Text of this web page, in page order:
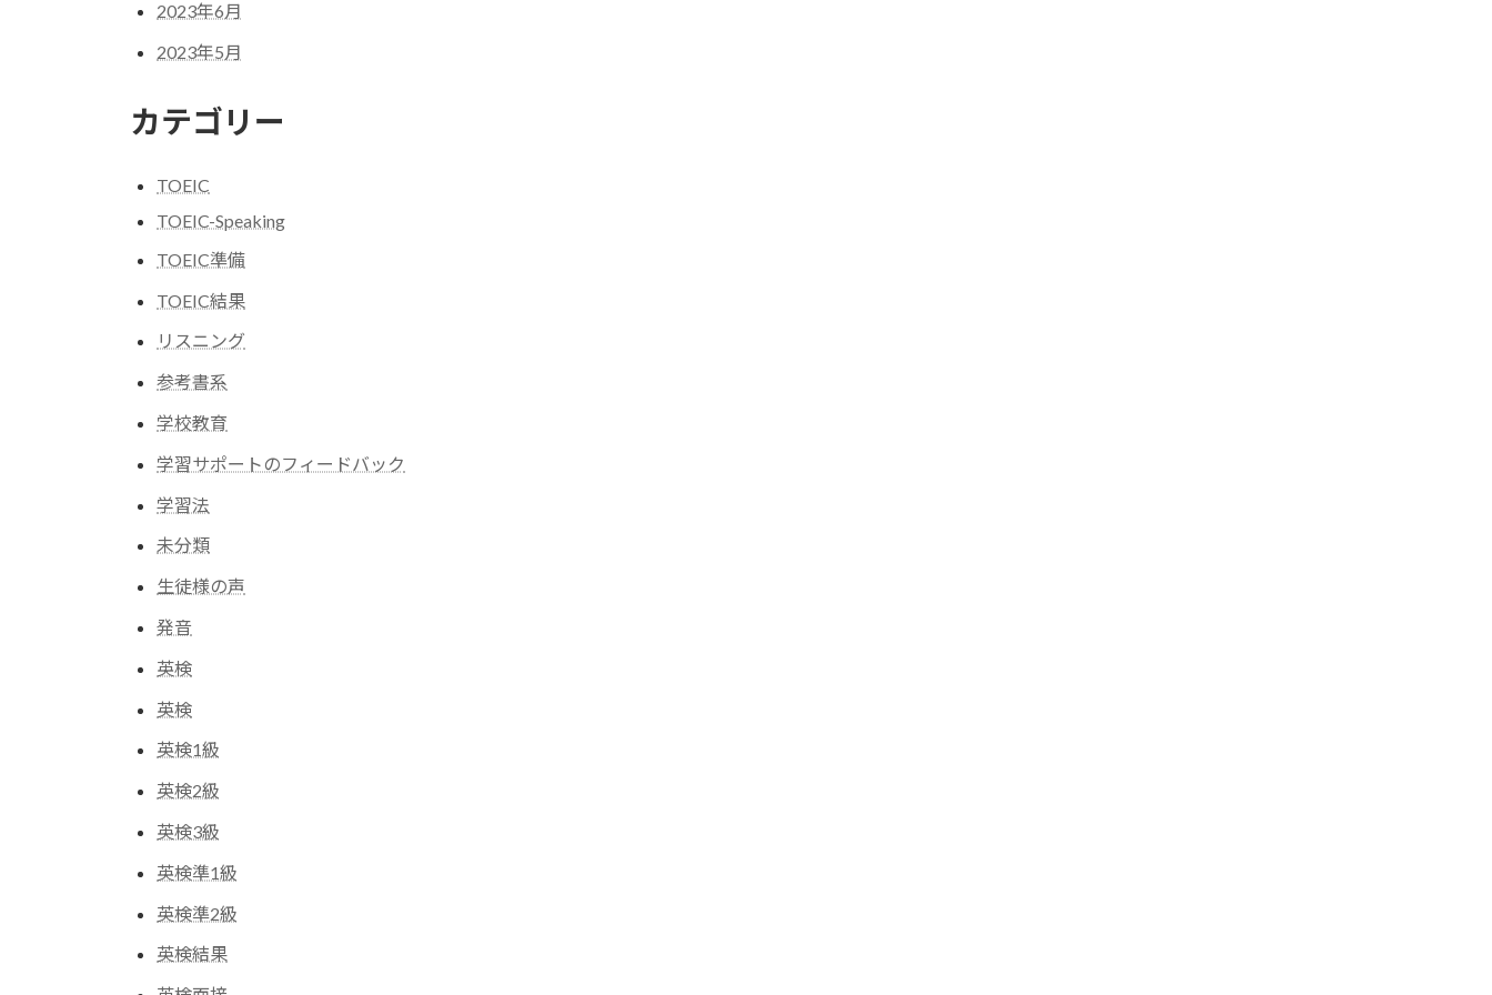
2023年6月
2023年5月
カテゴリー
TOEIC
TOEIC-Speaking
TOEIC準備
TOEIC結果
リスニング
参考書系
学校教育
学習サポートのフィードバック
学習法
未分類
生徒様の声
発音
英検
英検
英検1級
英検2級
英検3級
英検準1級
英検準2級
英検結果